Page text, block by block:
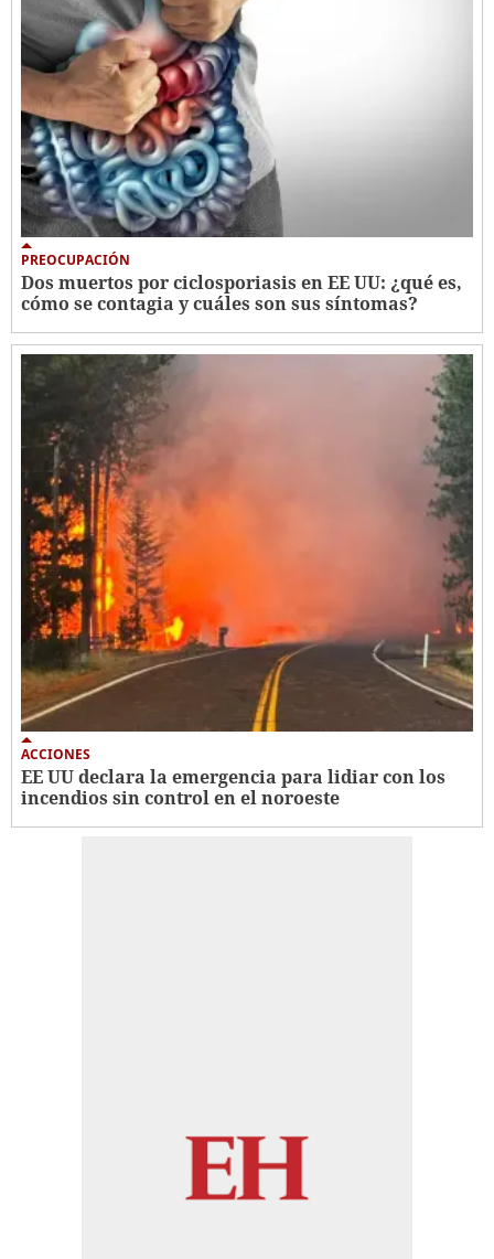
PREOCUPACIÓN
Dos muertos por ciclosporiasis en EE UU: ¿qué es,
cómo se contagia y cuáles son sus síntomas?
ACCIONES
EE UU declara la emergencia para lidiar con los
incendios sin control en el noroeste